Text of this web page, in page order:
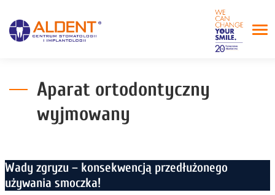
Aparat ortodontyczny
wyjmowany
Wady zgryzu – konsekwencją przedłużonego
używania smoczka!